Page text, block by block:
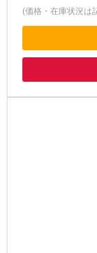
(価格・在庫状況は